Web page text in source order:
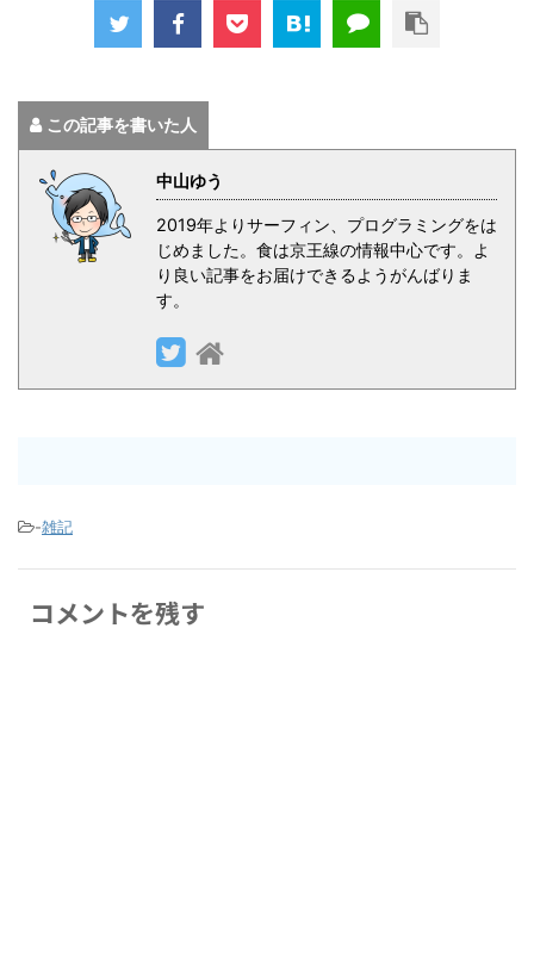
この記事を書いた人
中山ゆう
2019年よりサーフィン、プログラミングをは
じめました。食は京王線の情報中心です。よ
り良い記事をお届けできるようがんばりま
す。
-雑記
コメントを残す